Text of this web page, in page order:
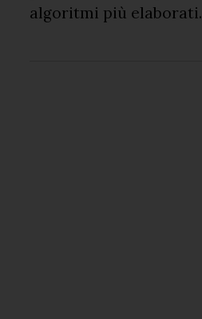
algoritmi più elaborati.